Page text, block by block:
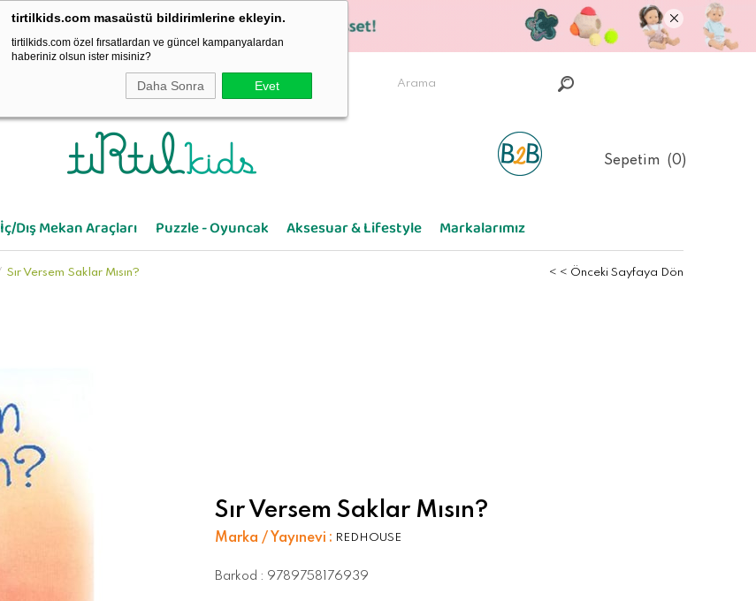
tirtilkids.com masaüstü bildirimlerine ekleyin.
tirtilkids.com özel fırsatlardan ve güncel kampanyalardan
haberiniz olsun ister misiniz?
Daha Sonra Evet
Sepetim 0
İç/Dış Mekan Araçları Puzzle - Oyuncak Aksesuar & Lifestyle Markalarımız
Sır Versem Saklar Mısın? < < Önceki Sayfaya Dön
Sır Versem Saklar Mısın?
Marka / Yayınevi : REDHOUSE
Barkod : 9789758176939